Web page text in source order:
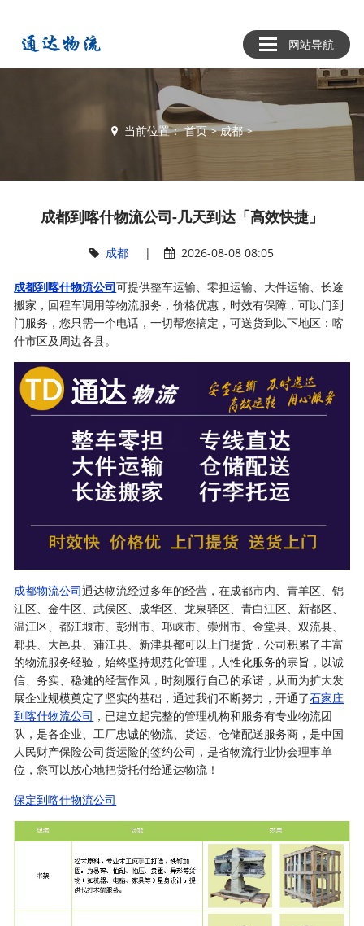
网站导航
当前位置：首页>成都>
成都到喀什物流公司-几天到达「高效快捷」
成都 | 2026-08-08 08:05
成都到喀什物流公司可提供整车运输、零担运输、大件运输、长途
搬家，回程车调用等物流服务，价格优惠，时效有保障，可以门到
门服务，您只需一个电话，一切帮您搞定，可送货到以下地区：喀
什市区及周边各县。
成都物流公司通达物流经过多年的经营，在成都市内、青羊区、锦
江区、金牛区、武侯区、成华区、龙泉驿区、青白江区、新都区、
温江区、都江堰市、彭州市、邛崃市、崇州市、金堂县、双流县、
郫县、大邑县、蒲江县、新津县都可以上门提货，公司积累了丰富
的物流服务经验，始终坚持规范化管理，人性化服务的宗旨，以诚
信、务实、稳健的经营作风，时刻履行自己的承诺，从而为扩大发
展企业规模奠定了坚实的基础，通过我们不断努力，开通了石家庄
到喀什物流公司 ，已建立起完整的管理机构和服务有专业物流团
队，是各企业、工厂忠诚的物流、货运、仓储配送服务商，是中国
人民财产保险公司货运险的签约公司，是省物流行业协会理事单
位，您可以放心地把货托付给通达物流！
保定到喀什物流公司